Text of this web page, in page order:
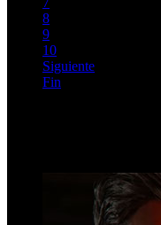
8
9
10
Siguiente
Fin